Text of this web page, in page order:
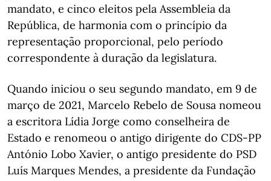
mandato, e cinco eleitos pela Assembleia da
República, de harmonia com o princípio da
representação proporcional, pelo período
correspondente à duração da legislatura.
Quando iniciou o seu segundo mandato, em 9 de
março de 2021, Marcelo Rebelo de Sousa nomeou
a escritora Lídia Jorge como conselheira de
Estado e renomeou o antigo dirigente do CDS-PP
António Lobo Xavier, o antigo presidente do PSD
Luís Marques Mendes, a presidente da Fundação